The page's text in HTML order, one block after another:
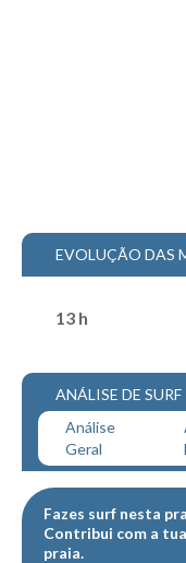
PENICHE
Peniche Supertubos HD
Praia do Navio HD
ERICEIRA HD
Ericeira HD
Ericeira - Ribeira D'Ilhas
Boardriders Ericeira HD
Ericeira Praias Sul HD
EVOLUÇÃO DAS
13 h
ANÁLISE DE SURF
Análise
Geral
Fazes surf nesta
Contribui com a tua
praia.